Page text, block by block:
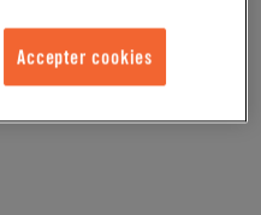
Accepter cookies